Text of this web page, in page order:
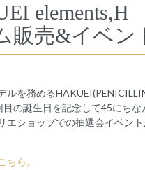
販売&イベン
ルを務める
目の誕生日を記念して45にちな
エショップでの抽選会イベン
ちら。